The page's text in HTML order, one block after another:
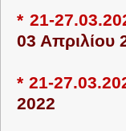
* 21-
03 Απριλίου
* 21-
2022